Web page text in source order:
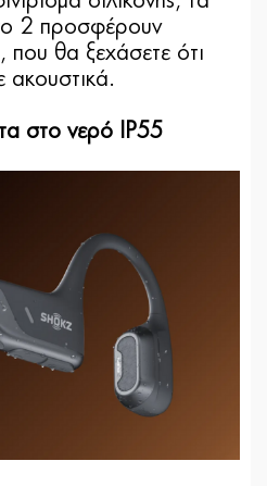
2 προσφέρουν
που θα ξεχάσετε ότι
ακουστικά.
στο νερό IP55